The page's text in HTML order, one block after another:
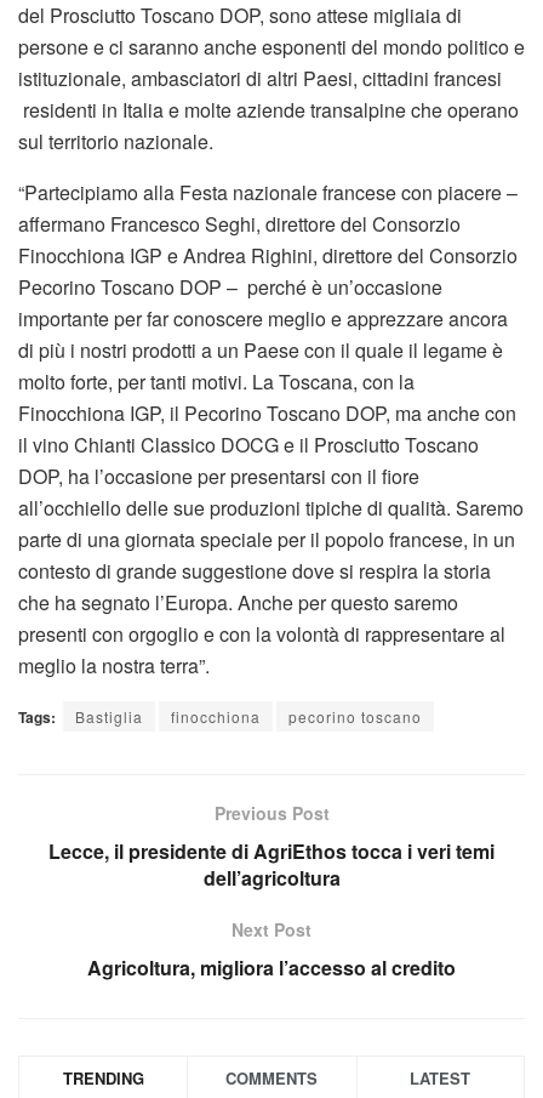
del Prosciutto Toscano DOP, sono attese migliaia di
persone e ci saranno anche esponenti del mondo politico e
istituzionale, ambasciatori di altri Paesi, cittadini francesi
residenti in Italia e molte aziende transalpine che operano
sul territorio nazionale.
“Partecipiamo alla Festa nazionale francese con piacere –
affermano Francesco Seghi, direttore del Consorzio
Finocchiona IGP e Andrea Righini, direttore del Consorzio
Pecorino Toscano DOP – perché è un’occasione
importante per far conoscere meglio e apprezzare ancora
di più i nostri prodotti a un Paese con il quale il legame è
molto forte, per tanti motivi. La Toscana, con la
Finocchiona IGP, il Pecorino Toscano DOP, ma anche con
il vino Chianti Classico DOCG e il Prosciutto Toscano
DOP, ha l’occasione per presentarsi con il fiore
all’occhiello delle sue produzioni tipiche di qualità. Saremo
parte di una giornata speciale per il popolo francese, in un
contesto di grande suggestione dove si respira la storia
che ha segnato l’Europa. Anche per questo saremo
presenti con orgoglio e con la volontà di rappresentare al
meglio la nostra terra”.
Tags: Bastiglia finocchiona pecorino toscano
Previous Post
Lecce, il presidente di AgriEthos tocca i veri temi
dell’agricoltura
Next Post
Agricoltura, migliora l’accesso al credito
TRENDING COMMENTS LATEST